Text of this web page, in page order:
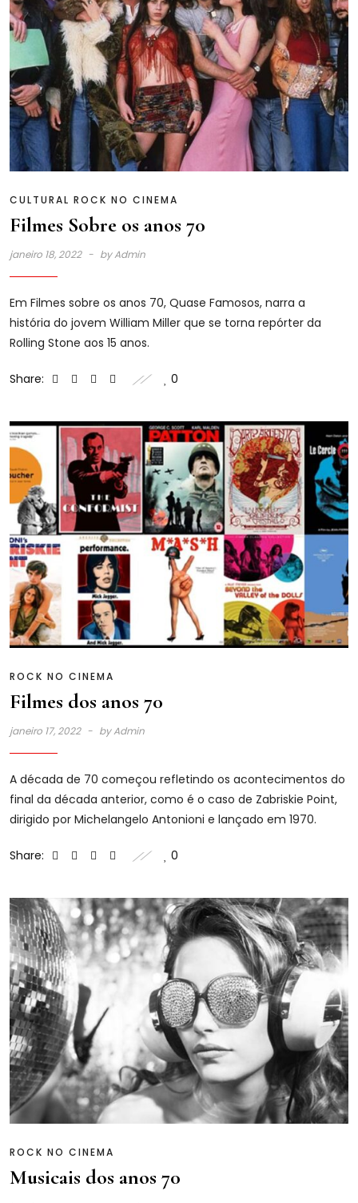
CULTURAL ROCK NO CINEMA
Filmes Sobre os anos 70
janeiro 18, 2022 byAdmin
Em Filmes sobre os anos 70, Quase Famosos, narra a
história do jovem William Miller que se torna repórter da
Rolling Stone aos 15 anos.
Share: 0
ROCK NO CINEMA
Filmes dos anos 70
janeiro 17, 2022 byAdmin
A década de 70 começou refletindo os acontecimentos do
final da década anterior, como é o caso de Zabriskie Point,
dirigido por Michelangelo Antonioni e lançado em 1970.
Share: 0
ROCK NO CINEMA
Musicais dos anos 70